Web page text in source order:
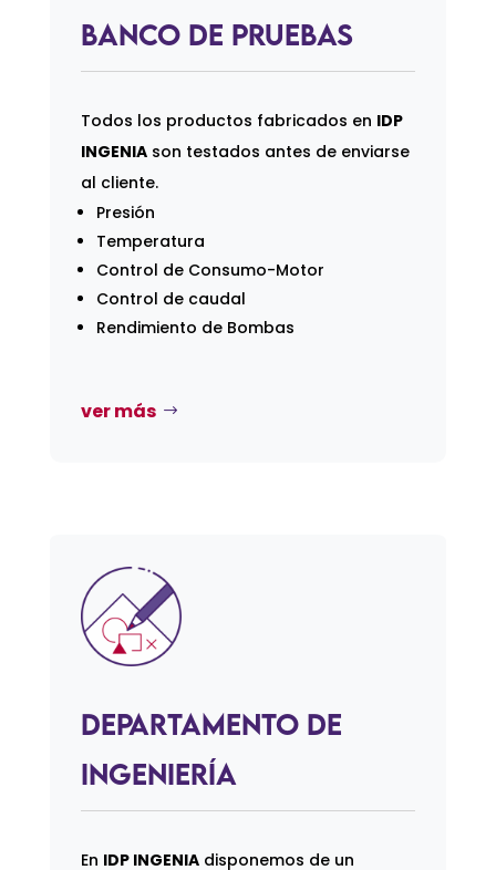
Banco de Pruebas
Todos los productos fabricados en IDP
INGENIA son testados antes de enviarse
al cliente.
Presión
Temperatura
Control de Consumo-Motor
Control de caudal
Rendimiento de Bombas
ver más
Departamento de
Ingeniería
En IDP INGENIA disponemos de un